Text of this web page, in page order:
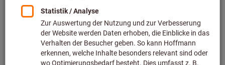
RENNSTEIG
Art.-Nr.: 832011
Lieferbar